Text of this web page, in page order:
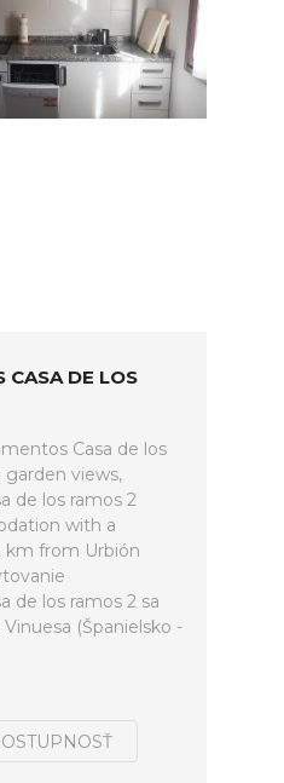
CASA DE LOS
Casa de los
garden views,
de los ramos 2
with a
km from Urbión
de los ramos 2 sa
(Španielsko -